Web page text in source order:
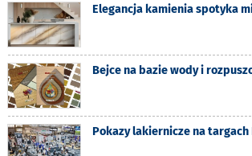
Elegancja kamienia spotyka
Bejce na bazie wody i
Pokazy lakiernicze na targach